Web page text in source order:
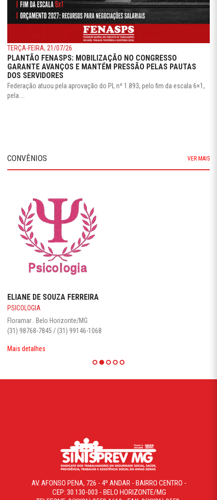
TERÇA-FEIRA, 21/07/26
PLANTÃO FENASPS: MOBILIZAÇÃO NO CONGRESSO
GARANTE AVANÇOS E MANTÉM PRESSÃO PELAS PAUTAS
DOS SERVIDORES
Federação atuou pela aprovação do PL nº 1.893, pelo fim da escala 6×1,
pela ...
CONVÊNIOS VER MAIS
ELIANE DE SOUZA FERREIRA
PSICOLOGIA
Floramar . Belo Horizonte/MG
(31) 98768-7845 / (31) 99146-1068
Mais detalhes
AV. AFONSO PENA, 726 - 4º ANDAR - BAIRRO CENTRO -
CEP: 30.130-003 - BELO HORIZONTE/MG